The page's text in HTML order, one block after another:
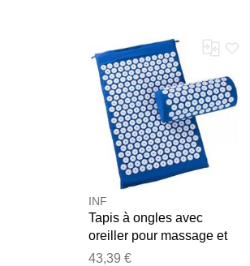
INF
Tapis à ongles avec
oreiller pour massage et
relaxation Bleu
43,39 €